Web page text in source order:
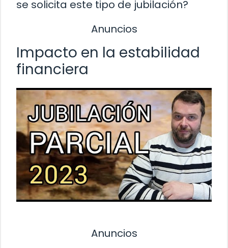
se solicita este tipo de jubilación?
Anuncios
Impacto en la estabilidad
financiera
Anuncios